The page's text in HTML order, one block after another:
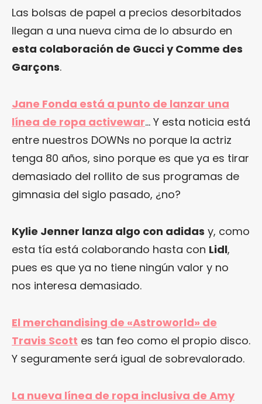
Las bolsas de papel a precios desorbitados
llegan a una nueva cima de lo absurdo en
esta colaboración de Gucci y Comme des
Garçons.
Jane Fonda está a punto de lanzar una
línea de ropa activewar… Y esta noticia está
entre nuestros DOWNs no porque la actriz
tenga 80 años, sino porque es que ya es tirar
demasiado del rollito de sus programas de
gimnasia del siglo pasado, ¿no?
Kylie Jenner lanza algo con adidas y, como
esta tía está colaborando hasta con Lidl,
pues es que ya no tiene ningún valor y no
nos interesa demasiado.
El merchandising de «Astroworld» de
Travis Scott es tan feo como el propio disco.
Y seguramente será igual de sobrevalorado.
La nueva línea de ropa inclusiva de Amy